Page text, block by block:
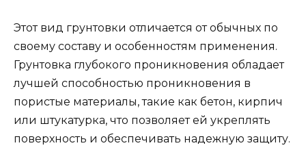
Этот вид грунтовки отличается от обычных по
своему составу и особенностям применения.
Грунтовка глубокого проникновения обладает
лучшей способностью проникновения в
пористые материалы, такие как бетон, кирпич
или штукатурка, что позволяет ей укреплять
поверхность и обеспечивать надежную защиту.